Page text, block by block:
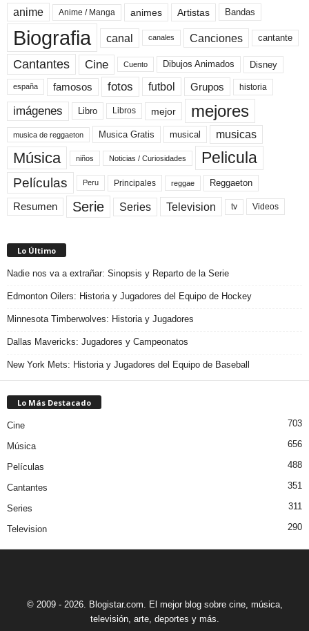
anime Anime / Manga animes Artistas Bandas
Biografia canal canales Canciones cantante
Cantantes Cine Cuento Dibujos Animados Disney
españa famosos fotos futbol Grupos historia
imágenes Libro Libros mejor mejores
musica de reggaeton Musica Gratis musical musicas
Música niños Noticias / Curiosidades Pelicula
Películas Peru Principales reggae Reggaeton
Resumen Serie Series Television tv Videos
Lo Último
Nadie nos va a extrañar: Sinopsis y Reparto de la Serie
Edmonton Oilers: Historia y Jugadores del Equipo de Hockey
Minnesota Timberwolves: Historia y Jugadores
Dallas Mavericks: Jugadores y Campeonatos
New York Mets: Historia y Jugadores del Equipo de Baseball
Lo Más Destacado
Cine 703
Música 656
Películas 488
Cantantes 351
Series 311
Television 290
© 2009 - 2026. Blogistar.com. El mejor blog sobre cine, música,
televisión, arte, deportes y más.